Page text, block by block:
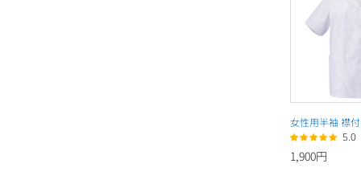
女性用半袖 襟
5.0
1,900円